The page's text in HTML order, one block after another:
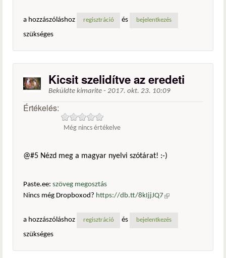
a hozzászóláshoz
regisztráció és bejelentkezés
szükséges
Kicsit szelidítve az eredeti
Beküldte kimarite - 2017. okt. 23. 10:09
Értékelés:
Még nincs értékelve
@#5 Nézd meg a magyar nyelvi szótárat! :-)
Paste.ee: szöveg megosztás
Nincs még Dropboxod? https://db.tt/8kIjjJQ7 (külső
a hozzászóláshoz
regisztráció és bejelentkezés
szükséges